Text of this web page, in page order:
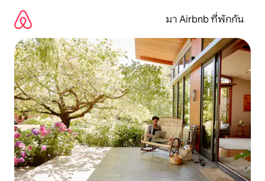
เนื้อหา
มา Airbnb ที่พักกัน